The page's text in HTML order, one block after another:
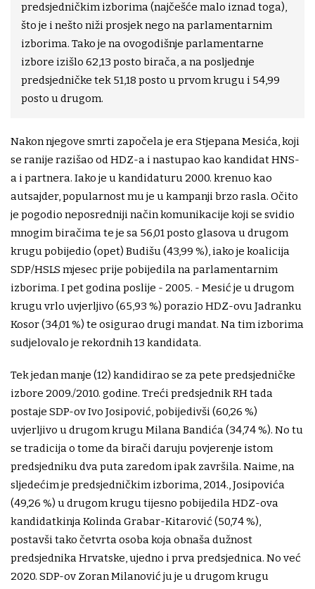
predsjedničkim izborima (najčešće malo iznad toga),
što je i nešto niži prosjek nego na parlamentarnim
izborima. Tako je na ovogodišnje parlamentarne
izbore izišlo 62,13 posto birača, a na posljednje
predsjedničke tek 51,18 posto u prvom krugu i 54,99
posto u drugom.
Nakon njegove smrti započela je era Stjepana Mesića, koji
se ranije razišao od HDZ-a i nastupao kao kandidat HNS-
a i partnera. Iako je u kandidaturu 2000. krenuo kao
autsajder, popularnost mu je u kampanji brzo rasla. Očito
je pogodio neposredniji način komunikacije koji se svidio
mnogim biračima te je sa 56,01 posto glasova u drugom
krugu pobijedio (opet) Budišu (43,99 %), iako je koalicija
SDP/HSLS mjesec prije pobijedila na parlamentarnim
izborima. I pet godina poslije - 2005. - Mesić je u drugom
krugu vrlo uvjerljivo (65,93 %) porazio HDZ-ovu Jadranku
Kosor (34,01 %) te osigurao drugi mandat. Na tim izborima
sudjelovalo je rekordnih 13 kandidata.
Tek jedan manje (12) kandidirao se za pete predsjedničke
izbore 2009./2010. godine. Treći predsjednik RH tada
postaje SDP-ov Ivo Josipović, pobijedivši (60,26 %)
uvjerljivo u drugom krugu Milana Bandića (34,74 %). No tu
se tradicija o tome da birači daruju povjerenje istom
predsjedniku dva puta zaredom ipak završila. Naime, na
sljedećim je predsjedničkim izborima, 2014., Josipovića
(49,26 %) u drugom krugu tijesno pobijedila HDZ-ova
kandidatkinja Kolinda Grabar-Kitarović (50,74 %),
postavši tako četvrta osoba koja obnaša dužnost
predsjednika Hrvatske, ujedno i prva predsjednica. No već
2020. SDP-ov Zoran Milanović ju je u drugom krugu